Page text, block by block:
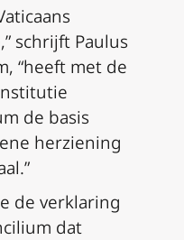
schrijft Paulus
, “heeft met de
de basis
herziening
de verklaring
dat